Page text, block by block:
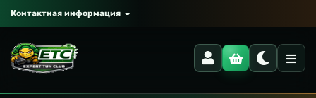
Контактная информация